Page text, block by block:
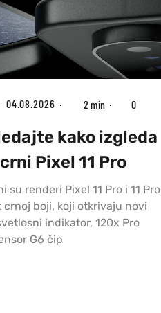
04.08.2026 2 min 0
kako izgleda
Pixel 11 Pro
su renderi Pixel 11 Pro i 11 Pro
crnoj boji, koji otkrivaju novi
indikator, 120x Pro
G6 čip